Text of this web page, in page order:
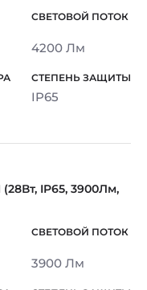
4200 Лм
IP65
IP65, 3900Лм,
3900 Лм